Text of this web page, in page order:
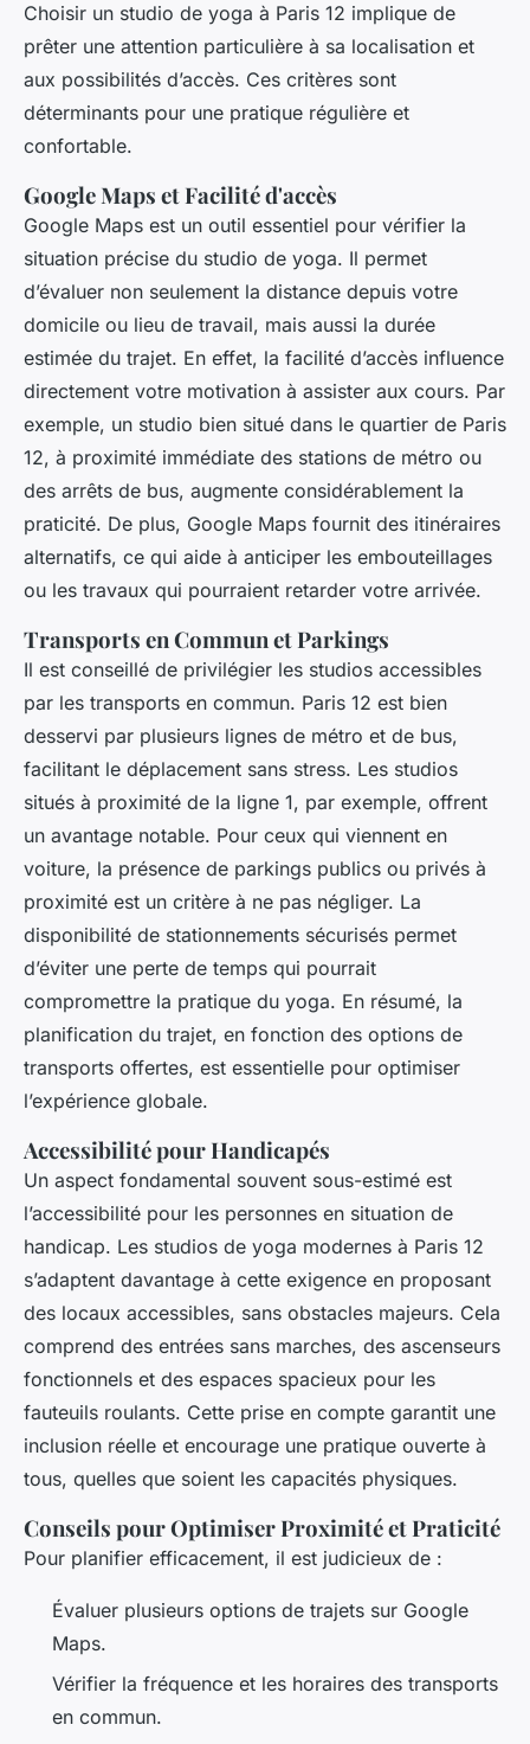
Choisir un studio de yoga à Paris 12 implique de
prêter une attention particulière à sa localisation et
aux possibilités d’accès. Ces critères sont
déterminants pour une pratique régulière et
confortable.
Google Maps et Facilité d'accès
Google Maps est un outil essentiel pour vérifier la
situation précise du studio de yoga. Il permet
d’évaluer non seulement la distance depuis votre
domicile ou lieu de travail, mais aussi la durée
estimée du trajet. En effet, la facilité d’accès influence
directement votre motivation à assister aux cours. Par
exemple, un studio bien situé dans le quartier de Paris
12, à proximité immédiate des stations de métro ou
des arrêts de bus, augmente considérablement la
praticité. De plus, Google Maps fournit des itinéraires
alternatifs, ce qui aide à anticiper les embouteillages
ou les travaux qui pourraient retarder votre arrivée.
Transports en Commun et Parkings
Il est conseillé de privilégier les studios accessibles
par les transports en commun. Paris 12 est bien
desservi par plusieurs lignes de métro et de bus,
facilitant le déplacement sans stress. Les studios
situés à proximité de la ligne 1, par exemple, offrent
un avantage notable. Pour ceux qui viennent en
voiture, la présence de parkings publics ou privés à
proximité est un critère à ne pas négliger. La
disponibilité de stationnements sécurisés permet
d’éviter une perte de temps qui pourrait
compromettre la pratique du yoga. En résumé, la
planification du trajet, en fonction des options de
transports offertes, est essentielle pour optimiser
l’expérience globale.
Accessibilité pour Handicapés
Un aspect fondamental souvent sous-estimé est
l’accessibilité pour les personnes en situation de
handicap. Les studios de yoga modernes à Paris 12
s’adaptent davantage à cette exigence en proposant
des locaux accessibles, sans obstacles majeurs. Cela
comprend des entrées sans marches, des ascenseurs
fonctionnels et des espaces spacieux pour les
fauteuils roulants. Cette prise en compte garantit une
inclusion réelle et encourage une pratique ouverte à
tous, quelles que soient les capacités physiques.
Conseils pour Optimiser Proximité et Praticité
Pour planifier efficacement, il est judicieux de :
Évaluer plusieurs options de trajets sur Google
Maps.
Vérifier la fréquence et les horaires des transports
en commun.